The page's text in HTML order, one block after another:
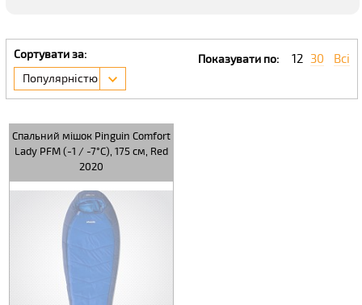
Сортувати за:
Популярністю
Показувати по: 12 30 Всі
Спальний мішок Pinguin Comfort
Lady PFM (-1 / -7°C), 175 см, Red
2020